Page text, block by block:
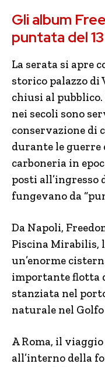
Gli album
puntata del
La serata si apre
storico palazzo di
chiusi al
nei secoli sono
conservazione di
durante le
carboneria in
posti all’ingresso
fungevano da
Da Napoli,
Piscina Mirabilis,
un’enorme
importante flotta
stanziata nel
naturale nel
A Roma, il
all’interno della